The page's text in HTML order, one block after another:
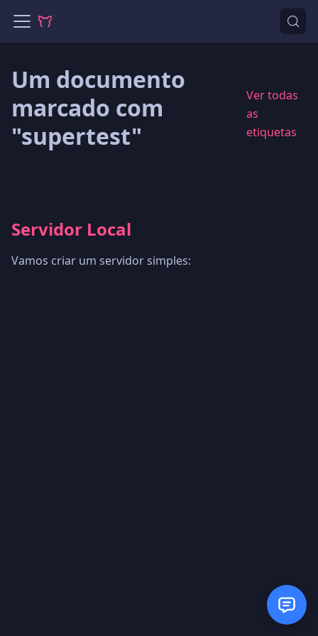
Um documento
marcado com
"supertest"
Ver todas
as
etiquetas
Servidor Local
Vamos criar um servidor simples: